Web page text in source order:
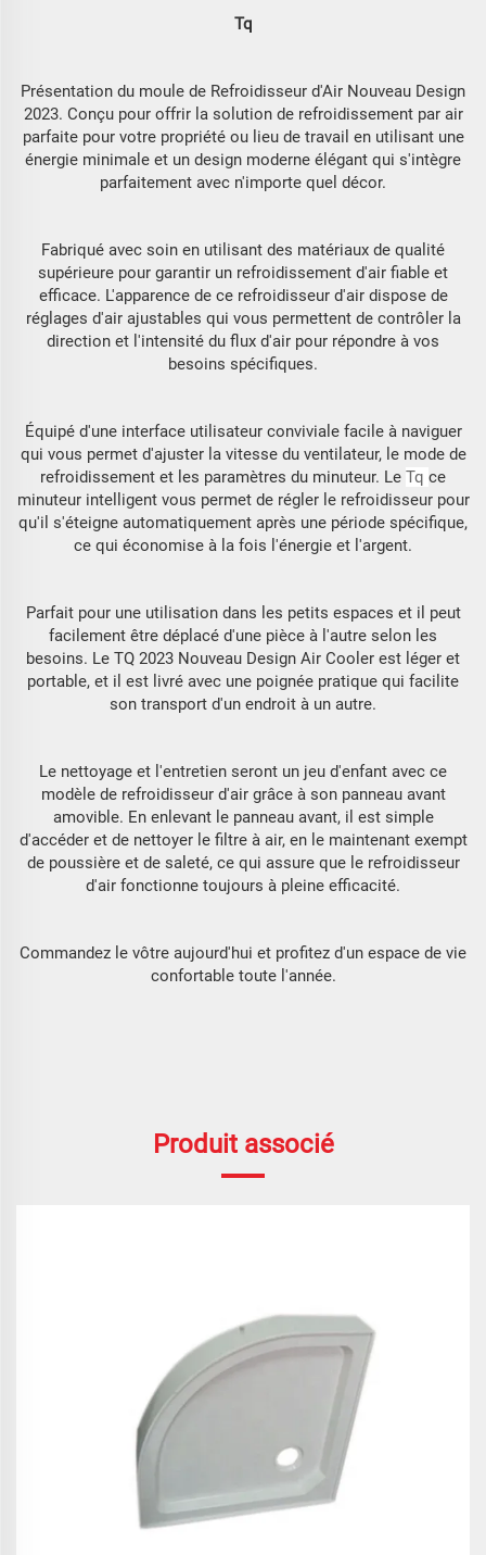
Tq
Présentation du moule de Refroidisseur d'Air Nouveau Design
2023. Conçu pour offrir la solution de refroidissement par air
parfaite pour votre propriété ou lieu de travail en utilisant une
énergie minimale et un design moderne élégant qui s'intègre
parfaitement avec n'importe quel décor.
Fabriqué avec soin en utilisant des matériaux de qualité
supérieure pour garantir un refroidissement d'air fiable et
efficace. L'apparence de ce refroidisseur d'air dispose de
réglages d'air ajustables qui vous permettent de contrôler la
direction et l'intensité du flux d'air pour répondre à vos
besoins spécifiques.
Équipé d'une interface utilisateur conviviale facile à naviguer
qui vous permet d'ajuster la vitesse du ventilateur, le mode de
refroidissement et les paramètres du minuteur. Le Tq ce
minuteur intelligent vous permet de régler le refroidisseur pour
qu'il s'éteigne automatiquement après une période spécifique,
ce qui économise à la fois l'énergie et l'argent.
Parfait pour une utilisation dans les petits espaces et il peut
facilement être déplacé d'une pièce à l'autre selon les
besoins. Le TQ 2023 Nouveau Design Air Cooler est léger et
portable, et il est livré avec une poignée pratique qui facilite
son transport d'un endroit à un autre.
Le nettoyage et l'entretien seront un jeu d'enfant avec ce
modèle de refroidisseur d'air grâce à son panneau avant
amovible. En enlevant le panneau avant, il est simple
d'accéder et de nettoyer le filtre à air, en le maintenant exempt
de poussière et de saleté, ce qui assure que le refroidisseur
d'air fonctionne toujours à pleine efficacité.
Commandez le vôtre aujourd'hui et profitez d'un espace de vie
confortable toute l'année.
Produit associé